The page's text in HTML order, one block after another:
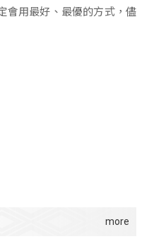
會用最好、最優的方式，儘